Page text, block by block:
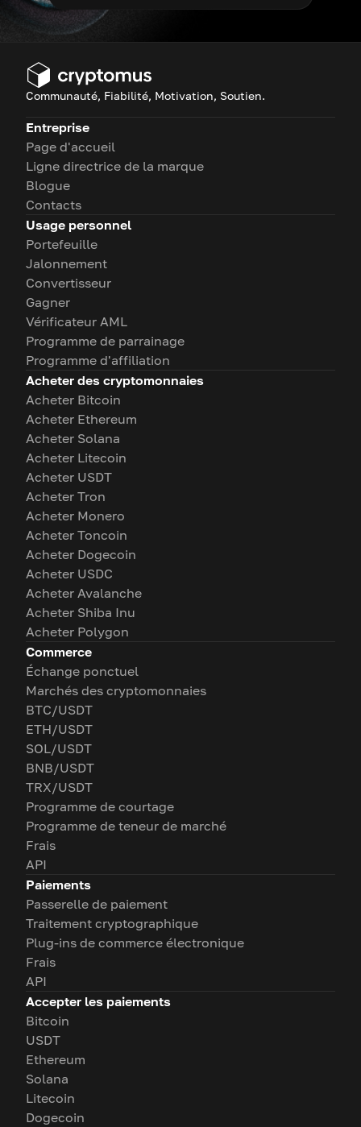
Communauté, Fiabilité, Motivation, Soutien.
Entreprise
Page d'accueil
Ligne directrice de la marque
Blogue
Contacts
Usage personnel
Portefeuille
Jalonnement
Convertisseur
Gagner
Vérificateur AML
Programme de parrainage
Programme d'affiliation
Acheter des cryptomonnaies
Acheter Bitcoin
Acheter Ethereum
Acheter Solana
Acheter Litecoin
Acheter USDT
Acheter Tron
Acheter Monero
Acheter Toncoin
Acheter Dogecoin
Acheter USDC
Acheter Avalanche
Acheter Shiba Inu
Acheter Polygon
Commerce
Échange ponctuel
Marchés des cryptomonnaies
BTC/USDT
ETH/USDT
SOL/USDT
BNB/USDT
TRX/USDT
Programme de courtage
Programme de teneur de marché
Frais
API
Paiements
Passerelle de paiement
Traitement cryptographique
Plug-ins de commerce électronique
Frais
API
Accepter les paiements
Bitcoin
USDT
Ethereum
Solana
Litecoin
Dogecoin